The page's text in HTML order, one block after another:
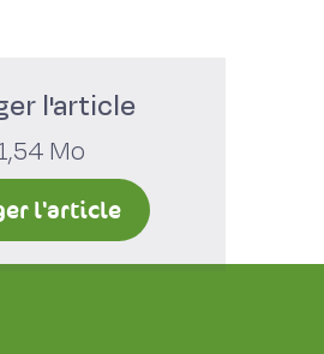
l'article
Mo
l'article